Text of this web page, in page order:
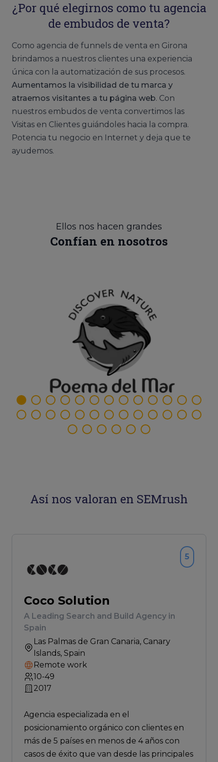
¿Por qué elegirnos como tu agencia
de embudos de venta?
Como agencia de funnels de venta en Girona
brindamos a nuestros clientes una experiencia
única con la automatización de sus procesos.
Aumentamos la visibilidad de tu marca y
atraemos visitantes a tu página web. Con
nuestros embudos de venta convertimos las
Visitas en Clientes guiándoles hacia la compra.
Potencia tu negocio en Internet y deja que te
ayudemos.
Ellos nos hacen grandes
Confían en nosotros
Así nos valoran en SEMrush
Coco Solution
A Leading Search and Build Agency in
Spain
Las Palmas de Gran Canaria, Canary
Islands, Spain
Remote work
10-49
2017
5
Agencia especializada en el
posicionamiento orgánico con clientes en
más de 5 países en menos de 4 años con
casos de éxito que van desde las principales